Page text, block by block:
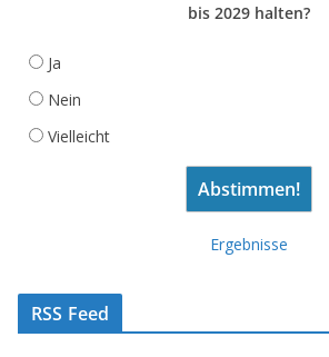
bis 2029 halten?
Ja
Nein
Vielleicht
Ergebnisse
RSS Feed